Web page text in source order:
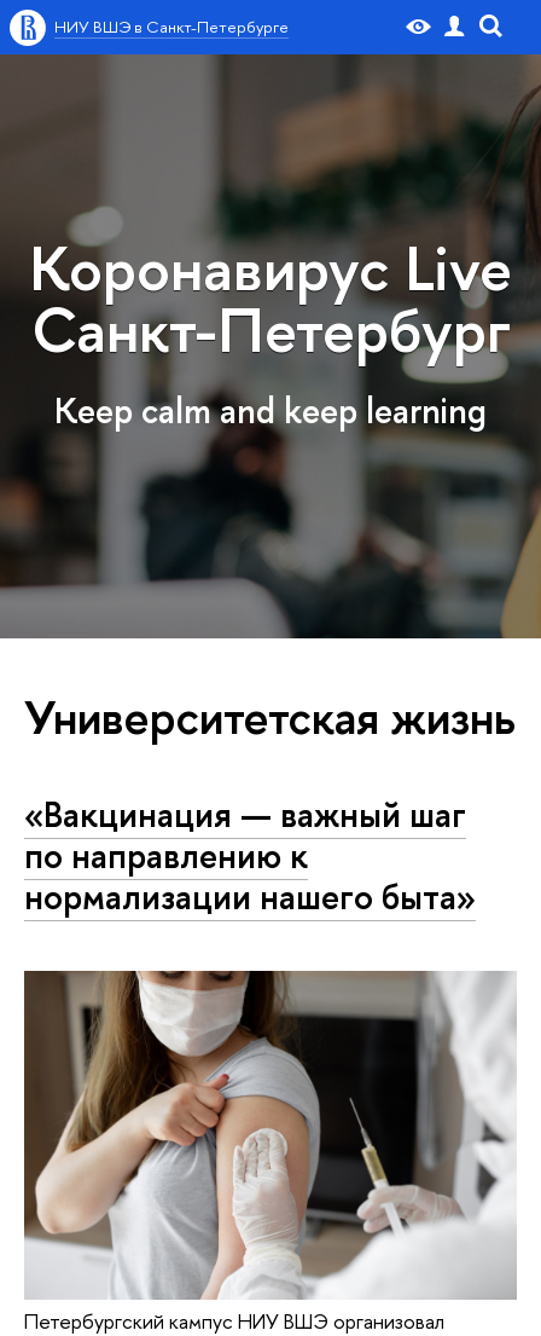
НИУ ВШЭ в Санкт-Петербурге
Коронавирус Live
Санкт-Петербург
Keep calm and keep learning
Университетская жизнь
«Вакцинация — важный шаг
по направлению к
нормализации нашего быта»
Петербургский кампус НИУ ВШЭ организовал